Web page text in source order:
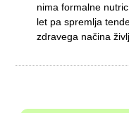
nima formalne
let pa spremlja
zdravega načina